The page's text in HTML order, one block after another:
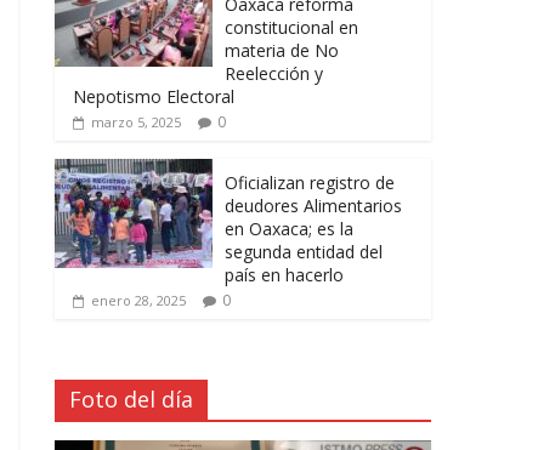
constitucional en
materia de No
Reelección y
Nepotismo Electoral
marzo 5, 2025 0
Oficializan registro de
deudores Alimentarios
en Oaxaca; es la
segunda entidad del
país en hacerlo
enero 28, 2025 0
Foto del día